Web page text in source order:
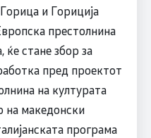
и Гориција
престолнина
ќе стане збор за
пред проектот
на културата
на македонски
програма